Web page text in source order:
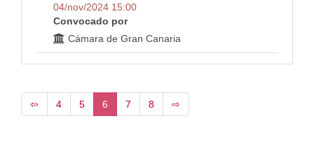
04/nov/2024 15:00
Convocado por
Cámara de Gran Canaria
⇦ 4 5 6 7 8 ⇨